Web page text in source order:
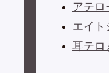
アテロ
エイト
耳テロ